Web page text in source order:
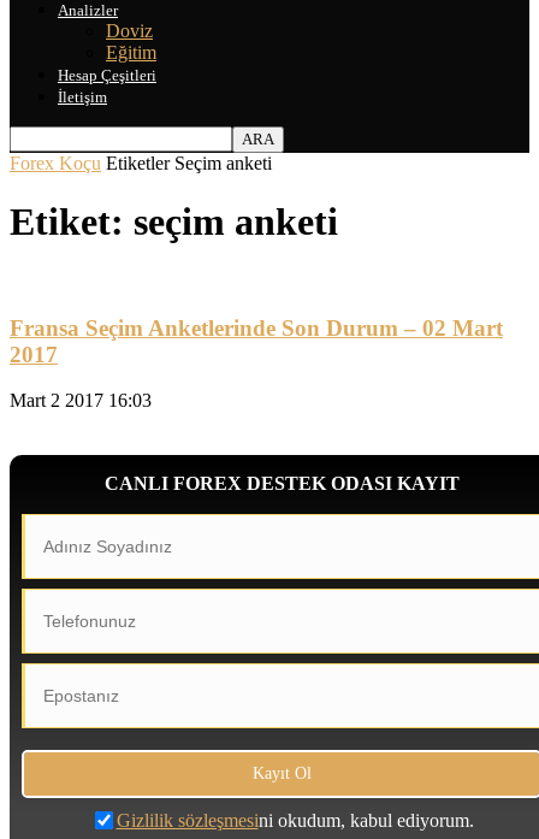
Analizler
Doviz
Eğitim
Hesap Çeşitleri
İletişim
Forex Koçu Etiketler Seçim anketi
Etiket: seçim anketi
Fransa Seçim Anketlerinde Son Durum – 02 Mart
2017
Mart 2 2017 16:03
CANLI FOREX DESTEK ODASI KAYIT
Gizlilik sözleşmesini okudum, kabul ediyorum.